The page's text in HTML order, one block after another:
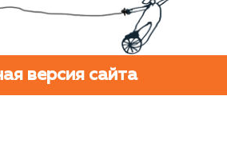
версия сайта